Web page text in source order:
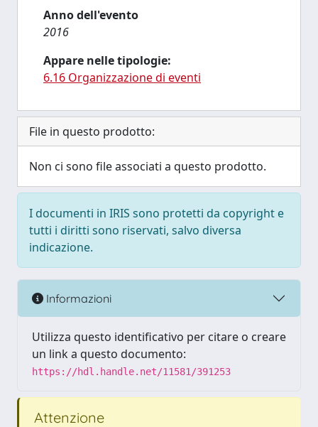
Anno dell'evento
2016
Appare nelle tipologie:
6.16 Organizzazione di eventi
File in questo prodotto:
Non ci sono file associati a questo prodotto.
I documenti in IRIS sono protetti da copyright e
tutti i diritti sono riservati, salvo diversa
indicazione.
Informazioni
Utilizza questo identificativo per citare o creare
un link a questo documento:
https://hdl.handle.net/11581/391253
Attenzione